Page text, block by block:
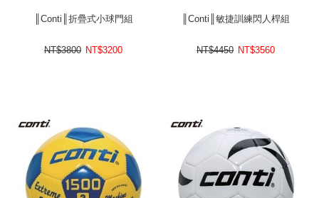
║Conti║折疊式小球門組
NT$3800 NT$3200
║Conti║敏捷訓練閃人桿組
NT$4450 NT$3560